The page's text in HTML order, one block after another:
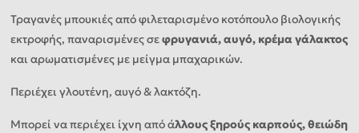
Τραγανές μπουκιές από φιλεταρισμένο κοτόπουλο βιολογικής
εκτροφής, παναρισμένες σεφρυγανιά, αυγό, κρέμα γάλακτος
και αρωματισμένες με μείγμα μπαχαρικών.
Περιέχει γλουτένη, αυγό & λακτόζη.
Μπορεί να περιέχει ίχνη από άλλους ξηρούς καρπούς, θειώδη